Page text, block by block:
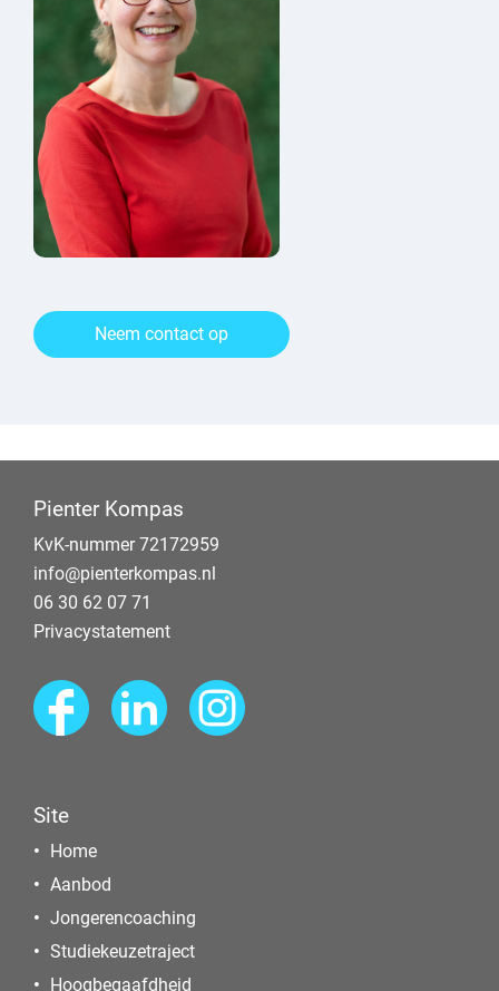
Neem contact op
Pienter Kompas
KvK-nummer 72172959
info@pienterkompas.nl
06 30 62 07 71
Privacystatement
Site
Home
Aanbod
Jongerencoaching
Studiekeuzetraject
Hoogbegaafdheid